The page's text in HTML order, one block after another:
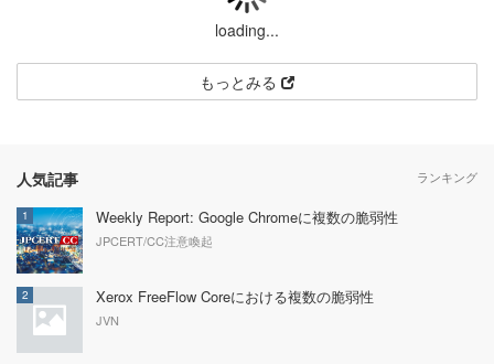
loading...
もっとみる
人気記事 ランキング
1 Weekly Report: Google Chromeに複数の脆弱性
JPCERT/CC注意喚起
2 Xerox FreeFlow Coreにおける複数の脆弱性
JVN